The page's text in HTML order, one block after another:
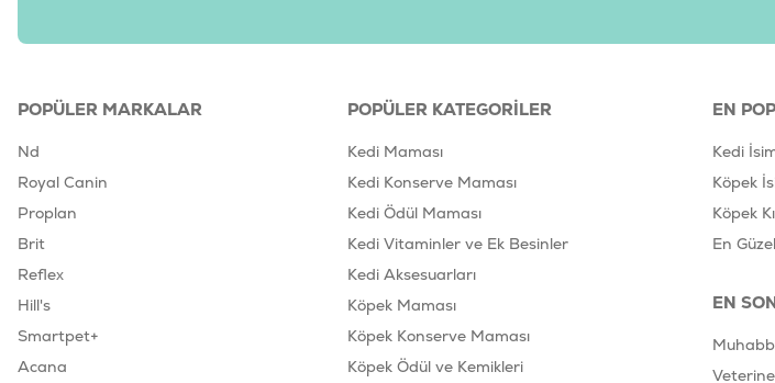
POPÜLER MARKALAR
Nd
Royal Canin
Proplan
Brit
Reflex
Hill's
Smartpet+
Acana
POPÜLER KATEGORILER
Kedi Maması
Kedi Konserve Maması
Kedi Ödül Maması
Kedi Vitaminler ve Ek Besinler
Kedi Aksesuarları
Köpek Maması
Köpek Konserve Maması
Köpek Ödül ve Kemikleri
EN
Kedi
Köpek
Köpek
En
EN